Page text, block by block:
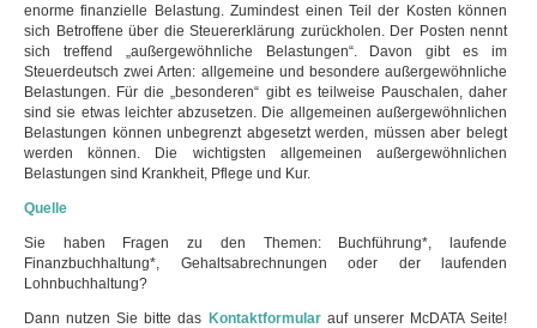
enorme finanzielle Belastung. Zumindest einen Teil der Kosten können
sich Betroffene über die Steuererklärung zurückholen. Der Posten nennt
sich treffend „außergewöhnliche Belastungen“. Davon gibt es im
Steuerdeutsch zwei Arten: allgemeine und besondere außergewöhnliche
Belastungen. Für die „besonderen“ gibt es teilweise Pauschalen, daher
sind sie etwas leichter abzusetzen. Die allgemeinen außergewöhnlichen
Belastungen können unbegrenzt abgesetzt werden, müssen aber belegt
werden können. Die wichtigsten allgemeinen außergewöhnlichen
Belastungen sind Krankheit, Pflege und Kur.
Quelle
Sie haben Fragen zu den Themen: Buchführung*, laufende
Finanzbuchhaltung*, Gehaltsabrechnungen oder der laufenden
Lohnbuchhaltung?
Dann nutzen Sie bitte das Kontaktformularauf unserer McDATA Seite!